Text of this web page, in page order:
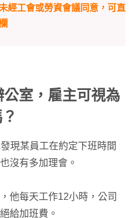
經工會或勞資會議同意，可直
室，雇主可視為
現某員工在約定下班時間
沒有多加理會。
他每天工作12小時，公司
給加班費。